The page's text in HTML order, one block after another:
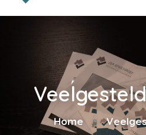
Home